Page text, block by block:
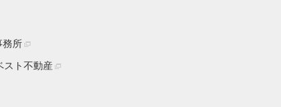
務所
スト不動産